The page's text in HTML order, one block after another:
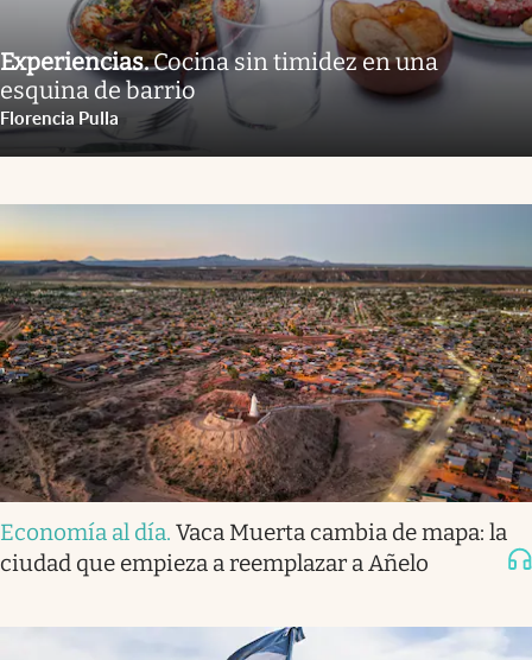
Experiencias.Cocina sin timidez en una
esquina de barrio
Florencia Pulla
Economía al día. Vaca Muerta cambia de mapa: la
ciudad que empieza a reemplazar a Añelo